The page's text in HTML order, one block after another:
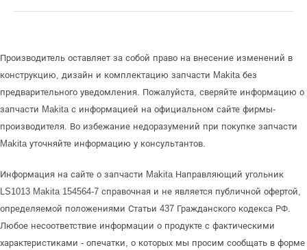
Производитель оставляет за собой право на внесение изменений в
конструкцию, дизайн и комплектацию запчасти Makita без
предварительного уведомления. Пожалуйста, сверяйте информацию о
запчасти Makita с информацией на официальном сайте фирмы-
производителя. Во избежание недоразумений при покупке запчасти
Makita уточняйте информацию у консультантов.
Информация на сайте о запчасти Makita Направляющий угольник
LS1013 Makita 154564-7 справочная и не является публичной офертой,
определяемой положениями Статьи 437 Гражданского кодекса РФ.
Любое несоответствие информации о продукте с фактическими
характеристиками - опечатки, о которых мы просим сообщать в форме